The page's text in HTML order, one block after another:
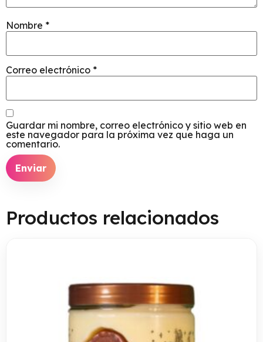
Nombre *
Correo electrónico *
Guardar mi nombre, correo electrónico y sitio web en
este navegador para la próxima vez que haga un
comentario.
Productos relacionados